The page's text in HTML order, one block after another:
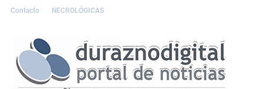
Contacto NECROLÓGICAS